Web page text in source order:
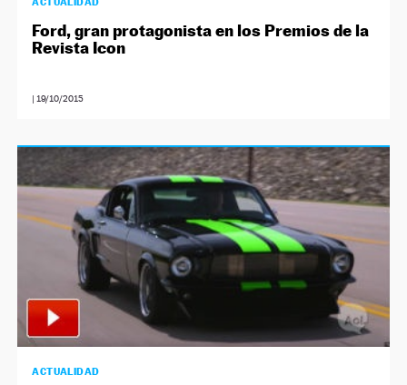
Ford, gran protagonista en los Premios de la
Revista Icon
| 19/10/2015
ACTUALIDAD